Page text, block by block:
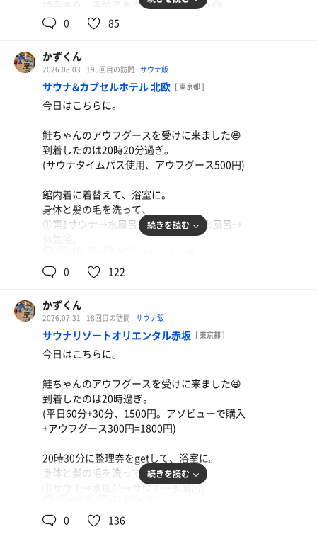
拍手あり、手拍子ありで大盛り上がり😂
終わってから他のサウナを1セットずつ。
鮭ちゃん、お疲れさまでした👋
ご一緒した皆さま、ありがとうございました。
上がって、22時35分過ぎに退館。
0 85
かずくん
2026.08.03 195回目の訪問 サウナ飯
サウナ&カプセルホテル 北欧 [ 東京都 ]
今日はこちらに。
鮭ちゃんのアウフグースを受けに来ました😆
到着したのは20時20分過ぎ。
(サウナタイムパス使用、アウフグース500円)
館内着に着替えて、浴室に。
身体と髪の毛を洗って、
①第1サウナ→水風呂→第1サウナ→水風呂→
週末にフェス行ってきたとのことで、フェス
1曲目から大盛り上がり😂
鮭ちゃんも踊って楽しそう🤔
3セット目にはバケツ半分くらいロウリュ🤣
4セット目のタケル氏は安定でアチアチ🔥🔥
アロマはインフュージョンや蒸留水でバジル
→水風呂→トゴール。
上がって、食堂でいつメンとよるごはん😋
鮭ちゃん、タケル氏お疲れさまでした👋
22時25分過ぎに退館。
続きを読む
0 122
かずくん
2026.07.31 18回目の訪問 サウナ飯
サウナリゾートオリエンタル赤坂 [ 東京都 ]
今日はこちらに。
鮭ちゃんのアウフグースを受けに来ました😆
到着したのは20時過ぎ。
(平日60分+30分、1500円。アソビューで購入
+アウフグース300円=1800円)
20時30分に整理券をgetして、浴室に。
身体と髪の毛を洗って、
①サウナ→水風呂→サウナ→水風呂。
お休みアウフグース💤
続きを読む
0 136